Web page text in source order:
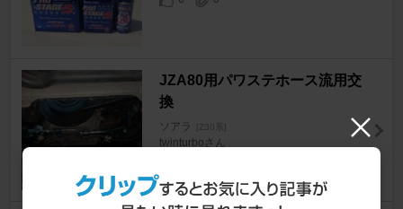
JZA80用パワステホース流用交
換
ソアラ [Z30系]
twinturboさん